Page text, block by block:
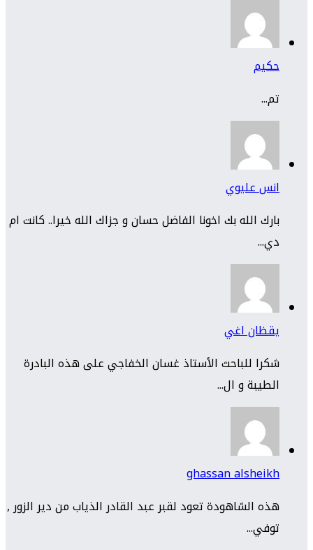
حكيم
تم...
انس عليوي
بارك الله بك اخونا الفاضل حسان و جزاك الله خيرا.. كانت ام
دي...
يقظان اغي
شكرا للباحث الأستاذ غسان الخفاجي على هذه البادرة
الطيبة و ال...
ghassan alsheikh
هذه الشاهودة تعود لقبر عبد القادر الذياب من دير الزور ,
توفي...